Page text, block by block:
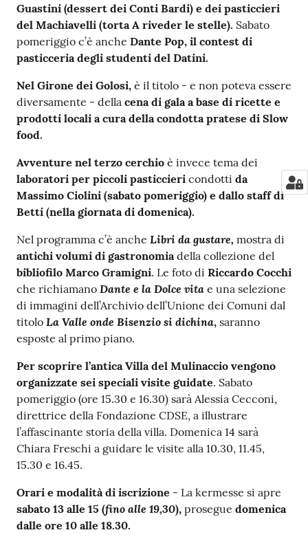
Guastini (dessert dei Conti Bardi) e dei pasticcieri
del Machiavelli (torta A riveder le stelle). Sabato
pomeriggio c’è anche Dante Pop, il contest di
pasticceria degli studenti del Datini.
Nel Girone dei Golosi, è il titolo - e non poteva essere
diversamente - della cena di gala a base di ricette e
prodotti locali a cura della condotta pratese di Slow
food.
Avventure nel terzo cerchio è invece tema dei
laboratori per piccoli pasticcieri condotti da
Massimo Ciolini (sabato pomeriggio) e dallo staff di
Betti (nella giornata di domenica).
Nel programma c’è anche Libri da gustare, mostra di
antichi volumi di gastronomiadella collezione del
bibliofilo Marco Gramigni. Le foto di Riccardo Cocchi
che richiamano Dante e la Dolce vita e una selezione
di immagini dell’Archivio dell’Unione dei Comuni dal
titolo La Valle onde Bisenzio si dichina, saranno
esposte al primo piano.
Per scoprire l’antica Villa del Mulinaccio vengono
organizzate sei speciali visite guidate. Sabato
pomeriggio (ore 15.30 e 16.30) sarà Alessia Cecconi,
direttrice della Fondazione CDSE, a illustrare
l’affascinante storia della villa. Domenica 14 sarà
Chiara Freschi a guidare le visite alla 10.30, 11.45,
15.30 e 16.45.
Orari e modalità di iscrizione - La kermesse si apre
sabato 13 alle 15 (fino alle 19,30), prosegue domenica
dalle ore 10 alle 18.30.